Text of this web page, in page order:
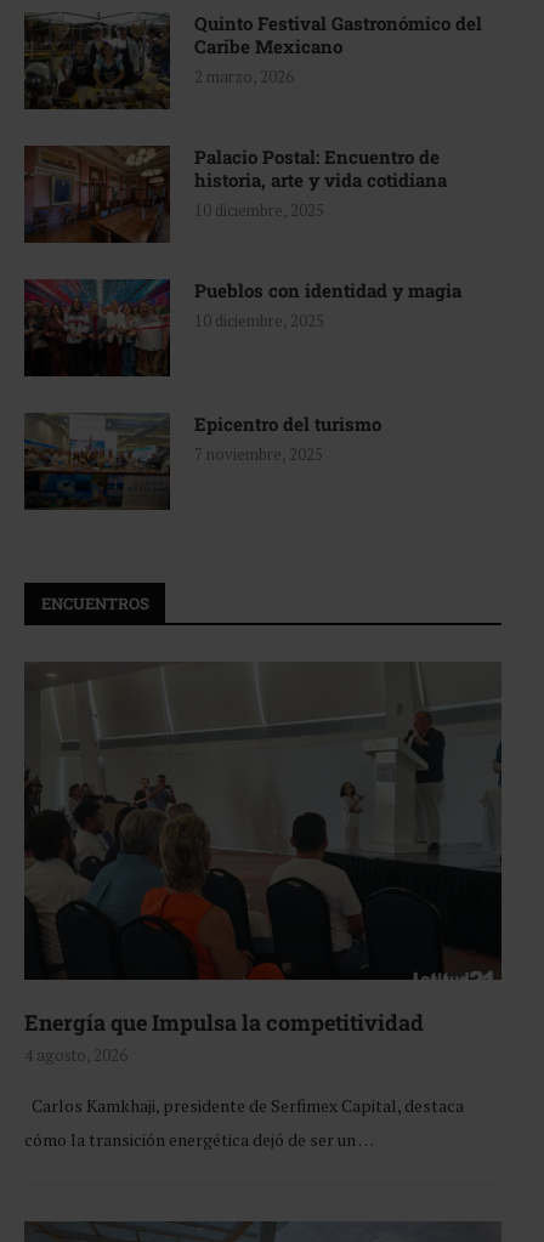
Quinto Festival Gastronómico del
Caribe Mexicano
2 marzo, 2026
Palacio Postal: Encuentro de
historia, arte y vida cotidiana
10 diciembre, 2025
Pueblos con identidad y magia
10 diciembre, 2025
Epicentro del turismo
7 noviembre, 2025
ENCUENTROS
Energía que Impulsa la competitividad
4 agosto, 2026
Carlos Kamkhaji, presidente de Serfimex Capital, destaca
cómo la transición energética dejó de ser un …